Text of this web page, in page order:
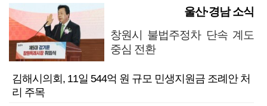
울산·경남 소식
창원시 불법주정차 단속 계도
중심 전환
김해시의회, 11일 544억 원 규모 민생지원금 조례안 처
리 주목